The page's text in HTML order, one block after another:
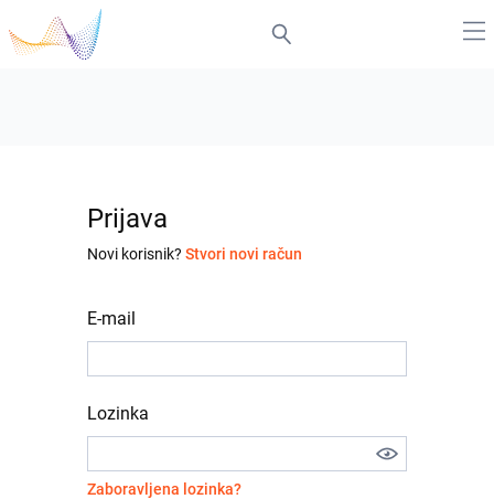
Prijava
Novi korisnik? Stvori novi račun
E-mail
Lozinka
Zaboravljena lozinka?